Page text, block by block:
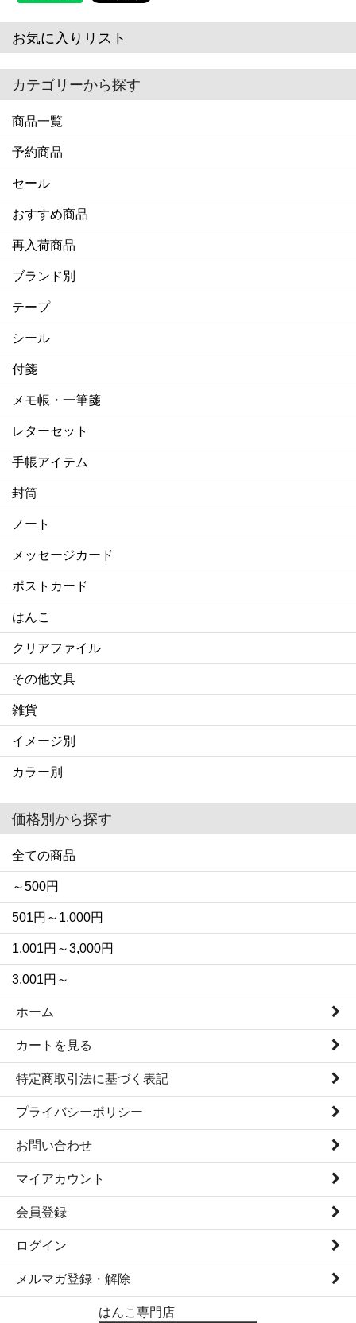
お気に入りリスト
カテゴリーから探す
商品一覧
予約商品
セール
おすすめ商品
再入荷商品
ブランド別
テープ
シール
付箋
メモ帳・一筆箋
レターセット
手帳アイテム
封筒
ノート
メッセージカード
ポストカード
はんこ
クリアファイル
その他文具
雑貨
イメージ別
カラー別
価格別から探す
全ての商品
～500円
501円～1,000円
1,001円～3,000円
3,001円～
ホーム
カートを見る
特定商取引法に基づく表記
プライバシーポリシー
お問い合わせ
マイアカウント
会員登録
ログイン
メルマガ登録・解除
はんこ専門店